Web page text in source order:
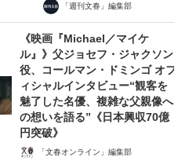
「週刊文春」編集部
《映画『Michael／マイケ
ル』》父ジョセフ・ジャクソン
役、コールマン・ドミンゴ オフ
ィシャルインタビュー“観客を
魅了した名優、複雑な父親像へ
の想いを語る”《日本興収70億
円突破》
「文春オンライン」編集部